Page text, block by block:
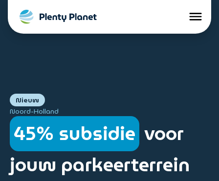
Nieuw
Noord-Holland
45% subsidie voor
jouw parkeerterrein